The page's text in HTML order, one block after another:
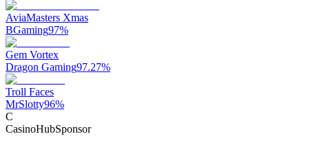
AviaMasters Xmas
BGaming97%
Gem Vortex
Dragon Gaming97.27%
Troll Faces
MrSlotty96%
C
CasinoHubSponsor